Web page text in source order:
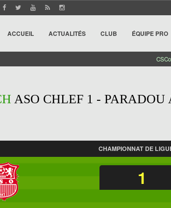
ACCUEIL ACTUALITÉS CLUB ÉQUIPE PRO
ASO CHLEF 1 - PARADOU
CHAMPIONNAT DE
1